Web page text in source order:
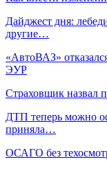
Дайджест дня:
другие…
«АвтоВАЗ»
ЭУР
Страховщик назвал
ДТП теперь можно
приняла…
ОСАГО без